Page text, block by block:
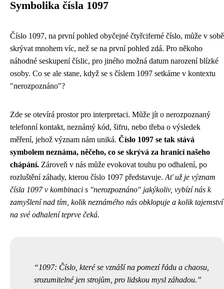
Symbolika čísla 1097
Číslo 1097, na první pohled obyčejné čtyřciferné číslo, může v sobě
skrývat mnohem víc, než se na první pohled zdá. Pro někoho
náhodné seskupení číslic, pro jiného možná datum narození blízké
osoby. Co se ale stane, když se s číslem 1097 setkáme v kontextu
"nerozpoznáno"?
Zde se otevírá prostor pro interpretaci. Může jít o nerozpoznaný
telefonní kontakt, neznámý kód, šifru, nebo třeba o výsledek
měření, jehož význam nám uniká. Číslo 1097 se tak stává
symbolem neznáma, něčeho, co se skrývá za hranicí našeho
chápání. Zároveň v nás může evokovat touhu po odhalení, po
rozluštění záhady, kterou číslo 1097 představuje. Ať už je význam
čísla 1097 v kombinaci s "nerozpoznáno" jakýkoliv, vybízí nás k
zamyšlení nad tím, kolik neznámého nás obklopuje a kolik tajemství
na své odhalení teprve čeká.
1097: Číslo, které se vznáší na pomezí řádu a chaosu,
srozumitelné jen strojům, pro lidskou mysl záhadou.